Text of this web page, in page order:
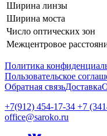
Ширина линзы
Ширина моста
Число оптических зон
Межцентровое
Политика
Пользовательское
Обратная связьДоставка
+7(912) 454-17-34 +7
office@saroko.ru